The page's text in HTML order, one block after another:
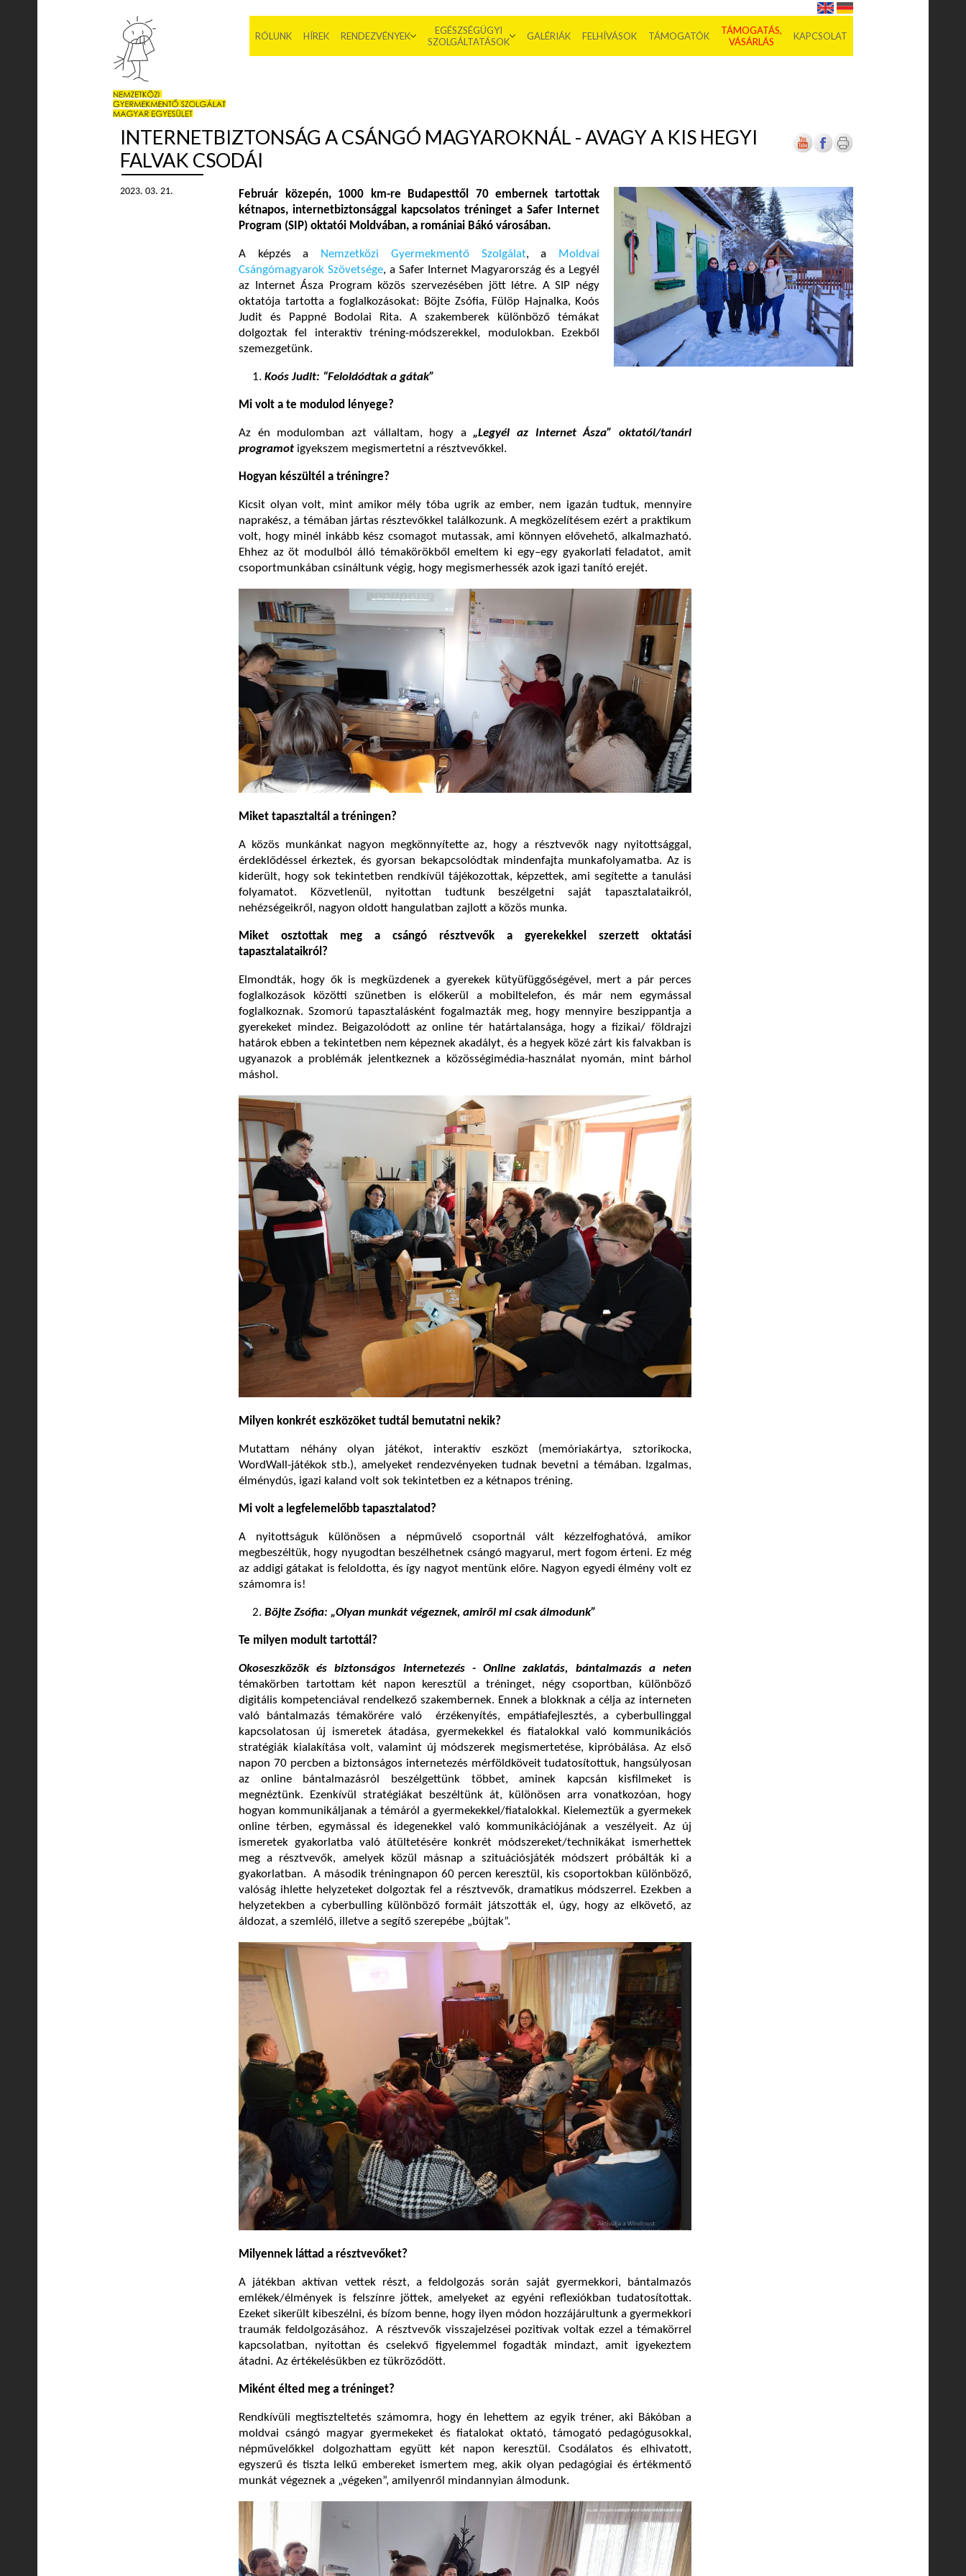
RÓLUNK HÍREK RENDEZVÉNYEK
EGÉSZSÉGÜGYI
SZOLGÁLTATÁSOK
GALÉRIÁK FELHÍVÁSOK TÁMOGATÓK
TÁMOGATÁS,
VÁSÁRLÁS
KAPCSOLAT
INTERNETBIZTONSÁG A CSÁNGÓ MAGYAROKNÁL - AVAGY A KIS HEGYI
FALVAK CSODÁI
2023. 03. 21.
Február közepén, 1000 km-re Budapesttől 70 embernek tartottak
kétnapos, internetbiztonsággal kapcsolatos tréninget a Safer Internet
Program (SIP) oktatói Moldvában, a romániai Bákó városában.
A képzés a Nemzetközi Gyermekmentő Szolgálat, a
Moldvai
Csángómagyarok Szövetsége, a Safer Internet Magyarország és a Legyél
az Internet Ásza Program közös szervezésében jött létre. A SIP négy
oktatója tartotta a foglalkozásokat: Böjte Zsófia, Fülöp Hajnalka, Koós
Judit és Pappné Bodolai Rita. A szakemberek különböző témákat
dolgoztak fel interaktív tréning-módszerekkel, modulokban. Ezekből
szemezgetünk.
Koós Judit: “Feloldódtak a gátak”
Mi volt a te modulod lényege?
Az én modulomban azt vállaltam, hogy a „Legyél az Internet Ásza” oktatói/tanári
programot igyekszem megismertetni a résztvevőkkel.
Hogyan készültél a tréningre?
Kicsit olyan volt, mint amikor mély tóba ugrik az ember, nem igazán tudtuk, mennyire
naprakész, a témában jártas résztevőkkel találkozunk. A megközelítésem ezért a praktikum
volt, hogy minél inkább kész csomagot mutassak, ami könnyen elővehető, alkalmazható.
Ehhez az öt modulból álló témakörökből emeltem ki egy–egy gyakorlati feladatot, amit
csoportmunkában csináltunk végig, hogy megismerhessék azok igazi tanító erejét.
Miket tapasztaltál a tréningen?
A közös munkánkat nagyon megkönnyítette az, hogy a résztvevők nagy nyitottsággal,
érdeklődéssel érkeztek, és gyorsan bekapcsolódtak mindenfajta munkafolyamatba. Az is
kiderült, hogy sok tekintetben rendkívül tájékozottak, képzettek, ami segítette a tanulási
folyamatot. Közvetlenül, nyitottan tudtunk beszélgetni saját tapasztalataikról,
nehézségeikről, nagyon oldott hangulatban zajlott a közös munka.
Miket osztottak meg a csángó résztvevők a gyerekekkel szerzett oktatási
tapasztalataikról?
Elmondták, hogy ők is megküzdenek a gyerekek kütyüfüggőségével, mert a pár perces
foglalkozások közötti szünetben is előkerül a mobiltelefon, és már nem egymással
foglalkoznak. Szomorú tapasztalásként fogalmazták meg, hogy mennyire beszippantja a
gyerekeket mindez. Beigazolódott az online tér határtalansága, hogy a fizikai/ földrajzi
határok ebben a tekintetben nem képeznek akadályt, és a hegyek közé zárt kis falvakban is
ugyanazok a problémák jelentkeznek a közösségimédia-használat nyomán, mint bárhol
máshol.
Milyen konkrét eszközöket tudtál bemutatni nekik?
Mutattam néhány olyan játékot, interaktív eszközt (memóriakártya, sztorikocka,
WordWall-játékok stb.), amelyeket rendezvényeken tudnak bevetni a témában. Izgalmas,
élménydús, igazi kaland volt sok tekintetben ez a kétnapos tréning.
Mi volt a legfelemelőbb tapasztalatod?
A nyitottságuk különösen a népművelő csoportnál vált kézzelfoghatóvá, amikor
megbeszéltük, hogy nyugodtan beszélhetnek csángó magyarul, mert fogom érteni. Ez még
az addigi gátakat is feloldotta, és így nagyot mentünk előre. Nagyon egyedi élmény volt ez
számomra is!
Böjte Zsófia: „Olyan munkát végeznek, amiről mi csak álmodunk”
Te milyen modult tartottál?
Okoseszközök és biztonságos internetezés - Online zaklatás, bántalmazás a neten
témakörben tartottam két napon keresztül a tréninget, négy csoportban, különböző
digitális kompetenciával rendelkező szakembernek. Ennek a blokknak a célja az interneten
való bántalmazás témakörére való érzékenyítés, empátiafejlesztés, a cyberbullinggal
kapcsolatosan új ismeretek átadása, gyermekekkel és fiatalokkal való kommunikációs
stratégiák kialakítása volt, valamint új módszerek megismertetése, kipróbálása. Az első
napon 70 percben a biztonságos internetezés mérföldköveit tudatosítottuk, hangsúlyosan
az online bántalmazásról beszélgettünk többet, aminek kapcsán kisfilmeket is
megnéztünk. Ezenkívül stratégiákat beszéltünk át, különösen arra vonatkozóan, hogy
hogyan kommunikáljanak a témáról a gyermekekkel/fiatalokkal. Kielemeztük a gyermekek
online térben, egymással és idegenekkel való kommunikációjának a veszélyeit. Az új
ismeretek gyakorlatba való átültetésére konkrét módszereket/technikákat ismerhettek
meg a résztvevők, amelyek közül másnap a szituációsjáték módszert próbálták ki a
gyakorlatban. A második tréningnapon 60 percen keresztül, kis csoportokban különböző,
valóság ihlette helyzeteket dolgoztak fel a résztvevők, dramatikus módszerrel. Ezekben a
helyzetekben a cyberbulling különböző formáit játszották el, úgy, hogy az elkövető, az
áldozat, a szemlélő, illetve a segítő szerepébe „bújtak”.
Milyennek láttad a résztvevőket?
A játékban aktívan vettek részt, a feldolgozás során saját gyermekkori, bántalmazós
emlékek/élmények is felszínre jöttek, amelyeket az egyéni reflexiókban tudatosítottak.
Ezeket sikerült kibeszélni, és bízom benne, hogy ilyen módon hozzájárultunk a gyermekkori
traumák feldolgozásához.
A résztvevők visszajelzései pozitívak voltak ezzel a témakörrel
kapcsolatban, nyitottan és cselekvő figyelemmel fogadták mindazt, amit igyekeztem
átadni. Az értékelésükben ez tükröződött.
Miként élted meg a tréninget?
Rendkívüli megtiszteltetés számomra, hogy én lehettem az egyik tréner, aki Bákóban a
moldvai csángó magyar gyermekeket és fiatalokat oktató, támogató pedagógusokkal,
népművelőkkel dolgozhattam együtt két napon keresztül. Csodálatos és elhivatott,
egyszerű és tiszta lelkű embereket ismertem meg, akik olyan pedagógiai és értékmentő
munkát végeznek a „végeken”, amilyenről mindannyian álmodunk.